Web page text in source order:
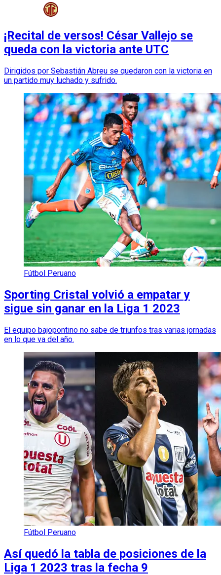
¡Recital de versos! César Vallejo se
queda con la victoria ante UTC
Dirigidos por Sebastián Abreu se quedaron con la victoria en
un partido muy luchado y sufrido.
Fútbol Peruano
Sporting Cristal volvió a empatar y
sigue sin ganar en la Liga 1 2023
El equipo bajopontino no sabe de triunfos tras varias jornadas
en lo que va del año.
Fútbol Peruano
Así quedó la tabla de posiciones de la
Liga 1 2023 tras la fecha 9